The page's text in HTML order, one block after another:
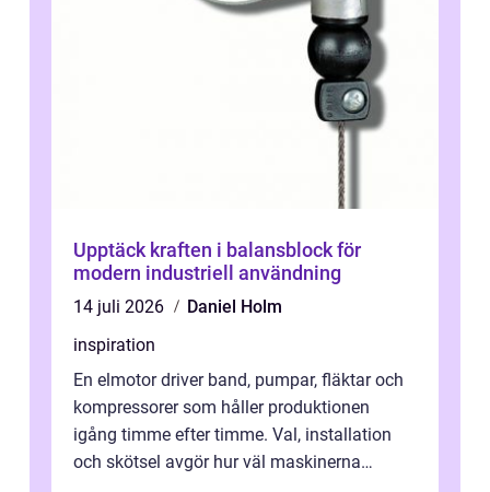
Upptäck kraften i balansblock för
modern industriell användning
14 juli 2026
Daniel Holm
inspiration
En elmotor driver band, pumpar, fläktar och
kompressorer som håller produktionen
igång timme efter timme. Val, installation
och skötsel avgör hur väl maskinerna